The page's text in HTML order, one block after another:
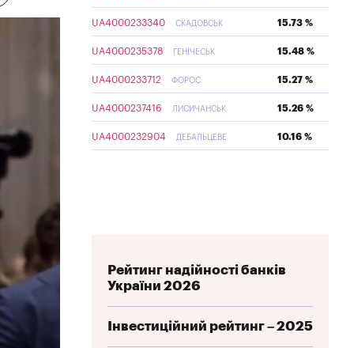
UA4000233340 СКАДОВСЬК 15.73 %
UA4000235378 ГЕНІЧЕСЬК 15.48 %
UA4000233712 ФОРОС 15.27 %
UA4000237416 ЛИСИЧАНСЬК 15.26 %
UA4000232904 ДЕБАЛЬЦЕВЕ 10.16 %
Рейтинг надійності банків
України 2026
Інвестиційний рейтинг – 2025